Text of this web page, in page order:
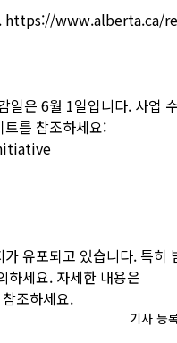
https://www.alberta.ca/
은 6월 1일입니다. 사업
를 참조하세요:
유포되고 있습니다. 특히
하세요. 자세한 내용은
조하세요.
기사 등